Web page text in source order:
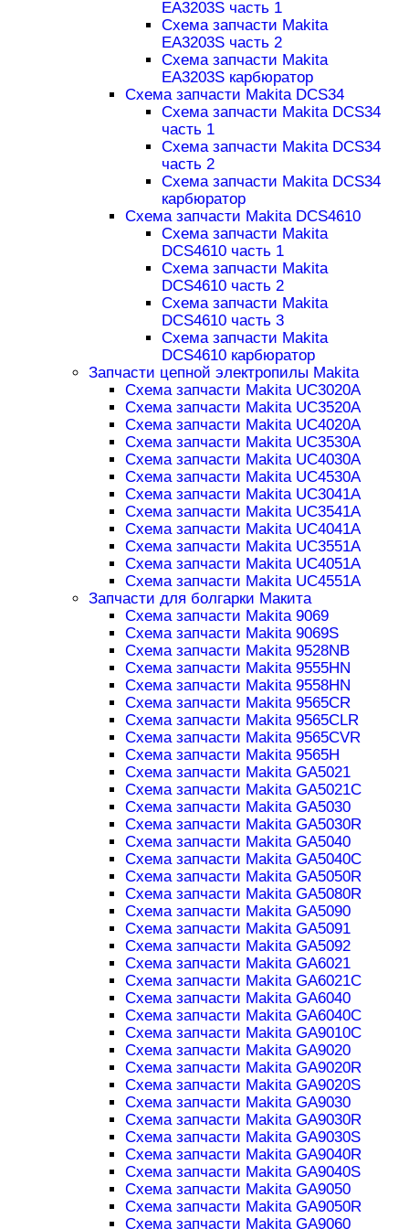
EA3203S часть 1
Схема запчасти Makita
EA3203S часть 2
Схема запчасти Makita
EA3203S карбюратор
Схема запчасти Makita DCS34
Схема запчасти Makita DCS34
часть 1
Схема запчасти Makita DCS34
часть 2
Схема запчасти Makita DCS34
карбюратор
Схема запчасти Makita DCS4610
Схема запчасти Makita
DCS4610 часть 1
Схема запчасти Makita
DCS4610 часть 2
Схема запчасти Makita
DCS4610 часть 3
Схема запчасти Makita
DCS4610 карбюратор
Запчасти цепной электропилы Makita
Схема запчасти Makita UC3020A
Схема запчасти Makita UC3520A
Схема запчасти Makita UC4020A
Схема запчасти Makita UC3530A
Схема запчасти Makita UC4030A
Схема запчасти Makita UC4530A
Схема запчасти Makita UC3041A
Схема запчасти Makita UC3541A
Схема запчасти Makita UC4041A
Схема запчасти Makita UC3551A
Схема запчасти Makita UC4051A
Схема запчасти Makita UC4551A
Запчасти для болгарки Макита
Схема запчасти Makita 9069
Схема запчасти Makita 9069S
Схема запчасти Makita 9528NB
Схема запчасти Makita 9555HN
Схема запчасти Makita 9558HN
Схема запчасти Makita 9565CR
Схема запчасти Makita 9565CLR
Схема запчасти Makita 9565CVR
Схема запчасти Makita 9565H
Схема запчасти Makita GA5021
Схема запчасти Makita GA5021C
Схема запчасти Makita GA5030
Схема запчасти Makita GA5030R
Схема запчасти Makita GA5040
Схема запчасти Makita GA5040C
Схема запчасти Makita GA5050R
Схема запчасти Makita GA5080R
Схема запчасти Makita GA5090
Схема запчасти Makita GA5091
Схема запчасти Makita GA5092
Схема запчасти Makita GA6021
Схема запчасти Makita GA6021C
Схема запчасти Makita GA6040
Схема запчасти Makita GA6040C
Схема запчасти Makita GA9010C
Схема запчасти Makita GA9020
Схема запчасти Makita GA9020R
Схема запчасти Makita GA9020S
Схема запчасти Makita GA9030
Схема запчасти Makita GA9030R
Схема запчасти Makita GA9030S
Схема запчасти Makita GA9040R
Схема запчасти Makita GA9040S
Схема запчасти Makita GA9050
Схема запчасти Makita GA9050R
Схема запчасти Makita GA9060